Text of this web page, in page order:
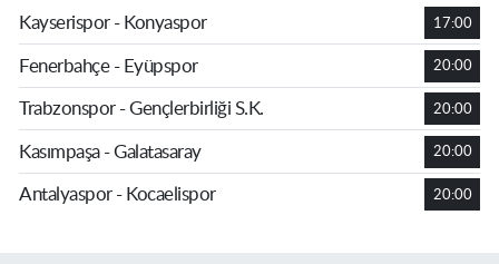
Kayserispor - Konyaspor
17:00
Fenerbahçe - Eyüpspor 20:00
Trabzonspor - Gençlerbirliği S.K. 20:00
Kasımpaşa - Galatasaray 20:00
Antalyaspor - Kocaelispor 20:00